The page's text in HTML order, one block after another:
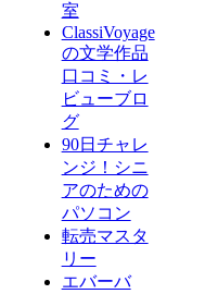
室
ClassiVoyage
の文学作品
口コミ・レ
ビューブロ
グ
90日チャレ
ンジ！シニ
アのための
パソコン
転売マスタ
リー
エバーバ